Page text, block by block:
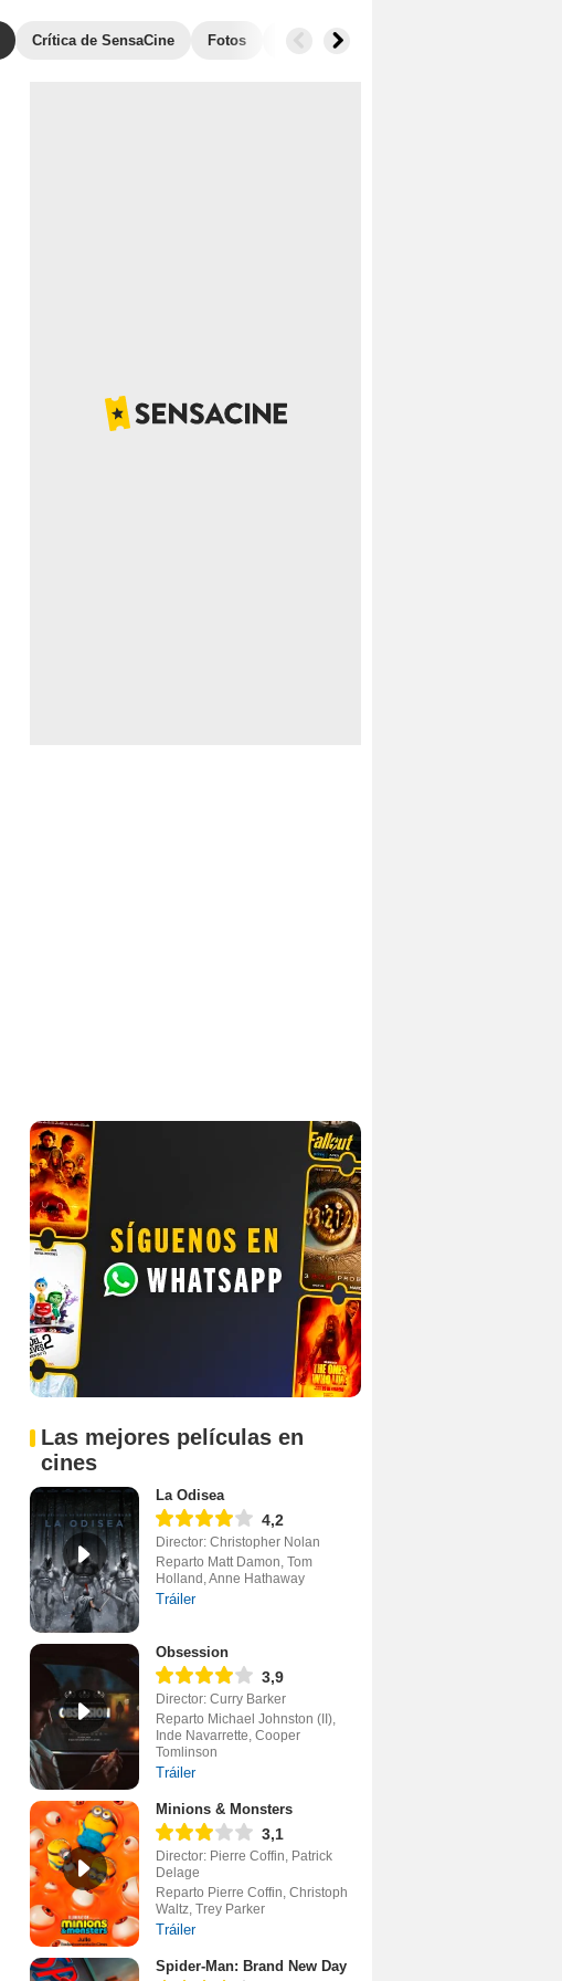
Crítica de SensaCine Fotos Banda sonora
Las mejores películas en
cines
La Odisea
4,2
Director: Christopher Nolan
Reparto Matt Damon, Tom
Holland, Anne Hathaway
Tráiler
Obsession
3,9
Director: Curry Barker
Reparto Michael Johnston (II),
Inde Navarrette, Cooper
Tomlinson
Tráiler
Minions & Monsters
3,1
Director: Pierre Coffin, Patrick
Delage
Reparto Pierre Coffin, Christoph
Waltz, Trey Parker
Tráiler
Spider-Man: Brand New Day